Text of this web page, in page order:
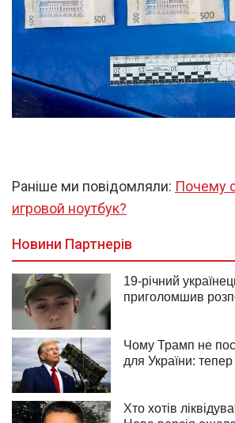
Раніше ми повідомляли: Почему
игровой ноутбук?